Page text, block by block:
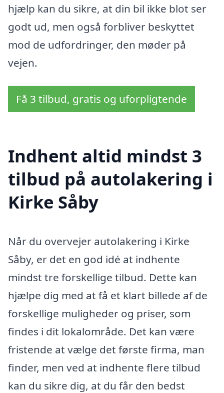
hjælp kan du sikre, at din bil ikke blot ser
godt ud, men også forbliver beskyttet
mod de udfordringer, den møder på
vejen.
Få 3 tilbud, gratis og uforpligtende
Indhent altid mindst 3
tilbud på autolakering i
Kirke Såby
Når du overvejer autolakering i Kirke
Såby, er det en god idé at indhente
mindst tre forskellige tilbud. Dette kan
hjælpe dig med at få et klart billede af de
forskellige muligheder og priser, som
findes i dit lokalområde. Det kan være
fristende at vælge det første firma, man
finder, men ved at indhente flere tilbud
kan du sikre dig, at du får den bedst